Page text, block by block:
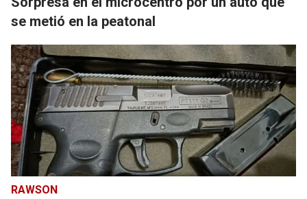
se metió en la peatonal
RAWSON